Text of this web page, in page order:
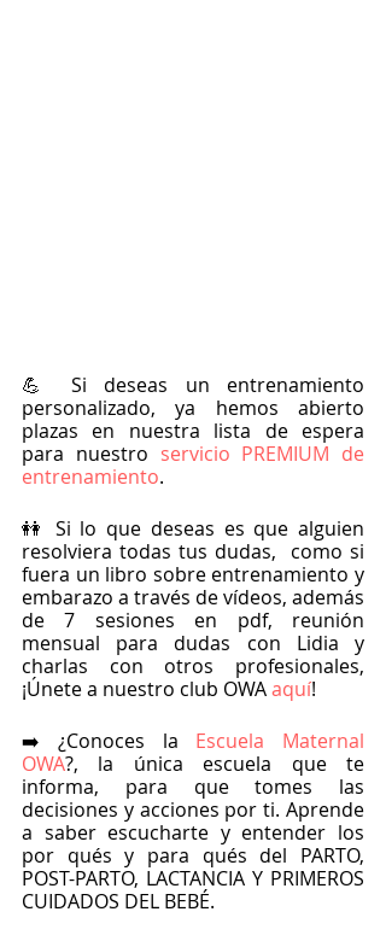
💪 Si deseas un entrenamiento
personalizado, ya hemos abierto
plazas en nuestra lista de espera
para nuestro servicio PREMIUM de
entrenamiento.
👭 Si lo que deseas es que alguien
resolviera todas tus dudas,  como si
fuera un libro sobre entrenamiento y
embarazo a través de vídeos, además
de 7 sesiones en pdf, reunión
mensual para dudas con Lidia y
charlas con otros profesionales,
¡Únete a nuestro club OWA aquí!
➡️ ¿Conoces la Escuela Maternal
OWA?, la única escuela que te
informa, para que tomes las
decisiones y acciones por ti. Aprende
a saber escucharte y entender los
por qués y para qués del PARTO,
POST-PARTO, LACTANCIA Y PRIMEROS
CUIDADOS DEL BEBÉ.